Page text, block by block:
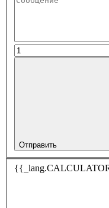
Отправить